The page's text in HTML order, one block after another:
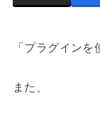
「プラグイン
また、